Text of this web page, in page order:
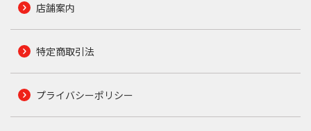
店舗案内
特定商取引法
プライバシーポリシー